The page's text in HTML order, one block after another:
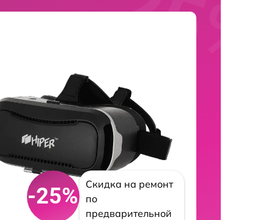
-25%
Скидка на ремонт
по
предварительной